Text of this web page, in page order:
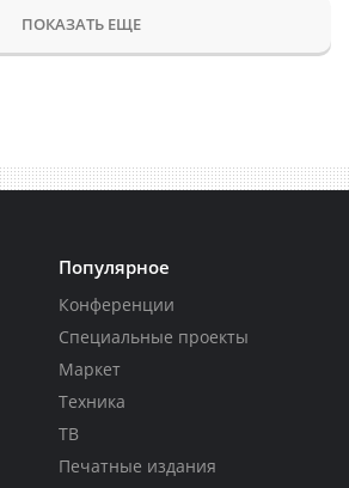
ПОКАЗАТЬ ЕЩЕ
Популярное
Конференции
Специальные проекты
Маркет
Техника
ТВ
Печатные издания